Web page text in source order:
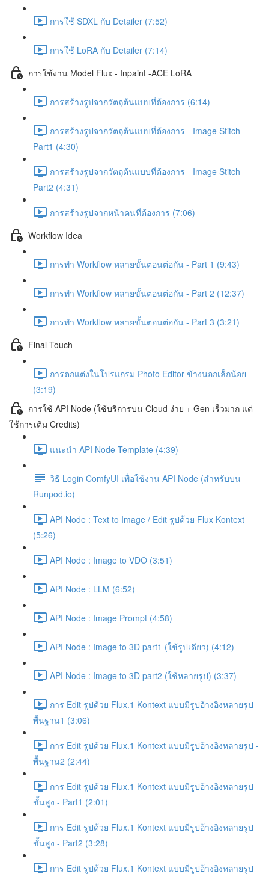
การใช้ SDXL กับ Detailer (7:52)
การใช้ LoRA กับ Detailer (7:14)
การใช้งาน Model Flux - Inpaint -ACE LoRA
การสร้างรูปจากวัตถุต้นแบบที่ต้องการ (6:14)
การสร้างรูปจากวัตถุต้นแบบที่ต้องการ - Image Stitch
Part1 (4:30)
การสร้างรูปจากวัตถุต้นแบบที่ต้องการ - Image Stitch
Part2 (4:31)
การสร้างรูปจากหน้าคนที่ต้องการ (7:06)
Workflow Idea
การทำ Workflow หลายขั้นตอนต่อกัน - Part 1 (9:43)
การทำ Workflow หลายขั้นตอนต่อกัน - Part 2 (12:37)
การทำ Workflow หลายขั้นตอนต่อกัน - Part 3 (3:21)
Final Touch
การตกแต่งในโปรแกรม Photo Editor ข้างนอกเล็กน้อย
(3:19)
การใช้ API Node (ใช้บริการบน Cloud ง่าย + Gen เร็วมาก แต่
ใช้การเติม Credits)
แนะนำ API Node Template (4:39)
วิธี Login ComfyUI เพื่อใช้งาน API Node (สำหรับบน
Runpod.io)
API Node : Text to Image / Edit รูปด้วย Flux Kontext
(5:26)
API Node : Image to VDO (3:51)
API Node : LLM (6:52)
API Node : Image Prompt (4:58)
API Node : Image to 3D part1 (ใช้รูปเดียว) (4:12)
API Node : Image to 3D part2 (ใช้หลายรูป) (3:37)
การ Edit รูปด้วย Flux.1 Kontext แบบมีรูปอ้างอิงหลายรูป -
พื้นฐาน1 (3:06)
การ Edit รูปด้วย Flux.1 Kontext แบบมีรูปอ้างอิงหลายรูป -
พื้นฐาน2 (2:44)
การ Edit รูปด้วย Flux.1 Kontext แบบมีรูปอ้างอิงหลายรูป
ขั้นสูง - Part1 (2:01)
การ Edit รูปด้วย Flux.1 Kontext แบบมีรูปอ้างอิงหลายรูป
ขั้นสูง - Part2 (3:28)
การ Edit รูปด้วย Flux.1 Kontext แบบมีรูปอ้างอิงหลายรูป